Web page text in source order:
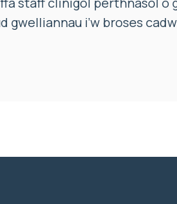
gwelliannau i’w broses